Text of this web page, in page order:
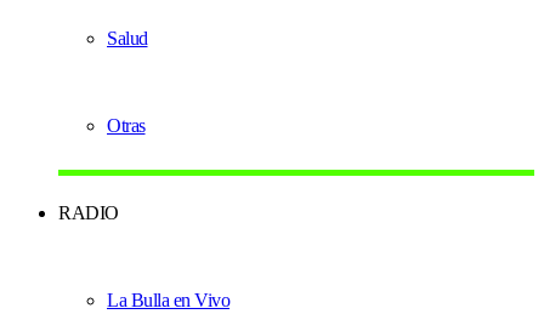
Salud
Otras
RADIO
La Bulla en Vivo